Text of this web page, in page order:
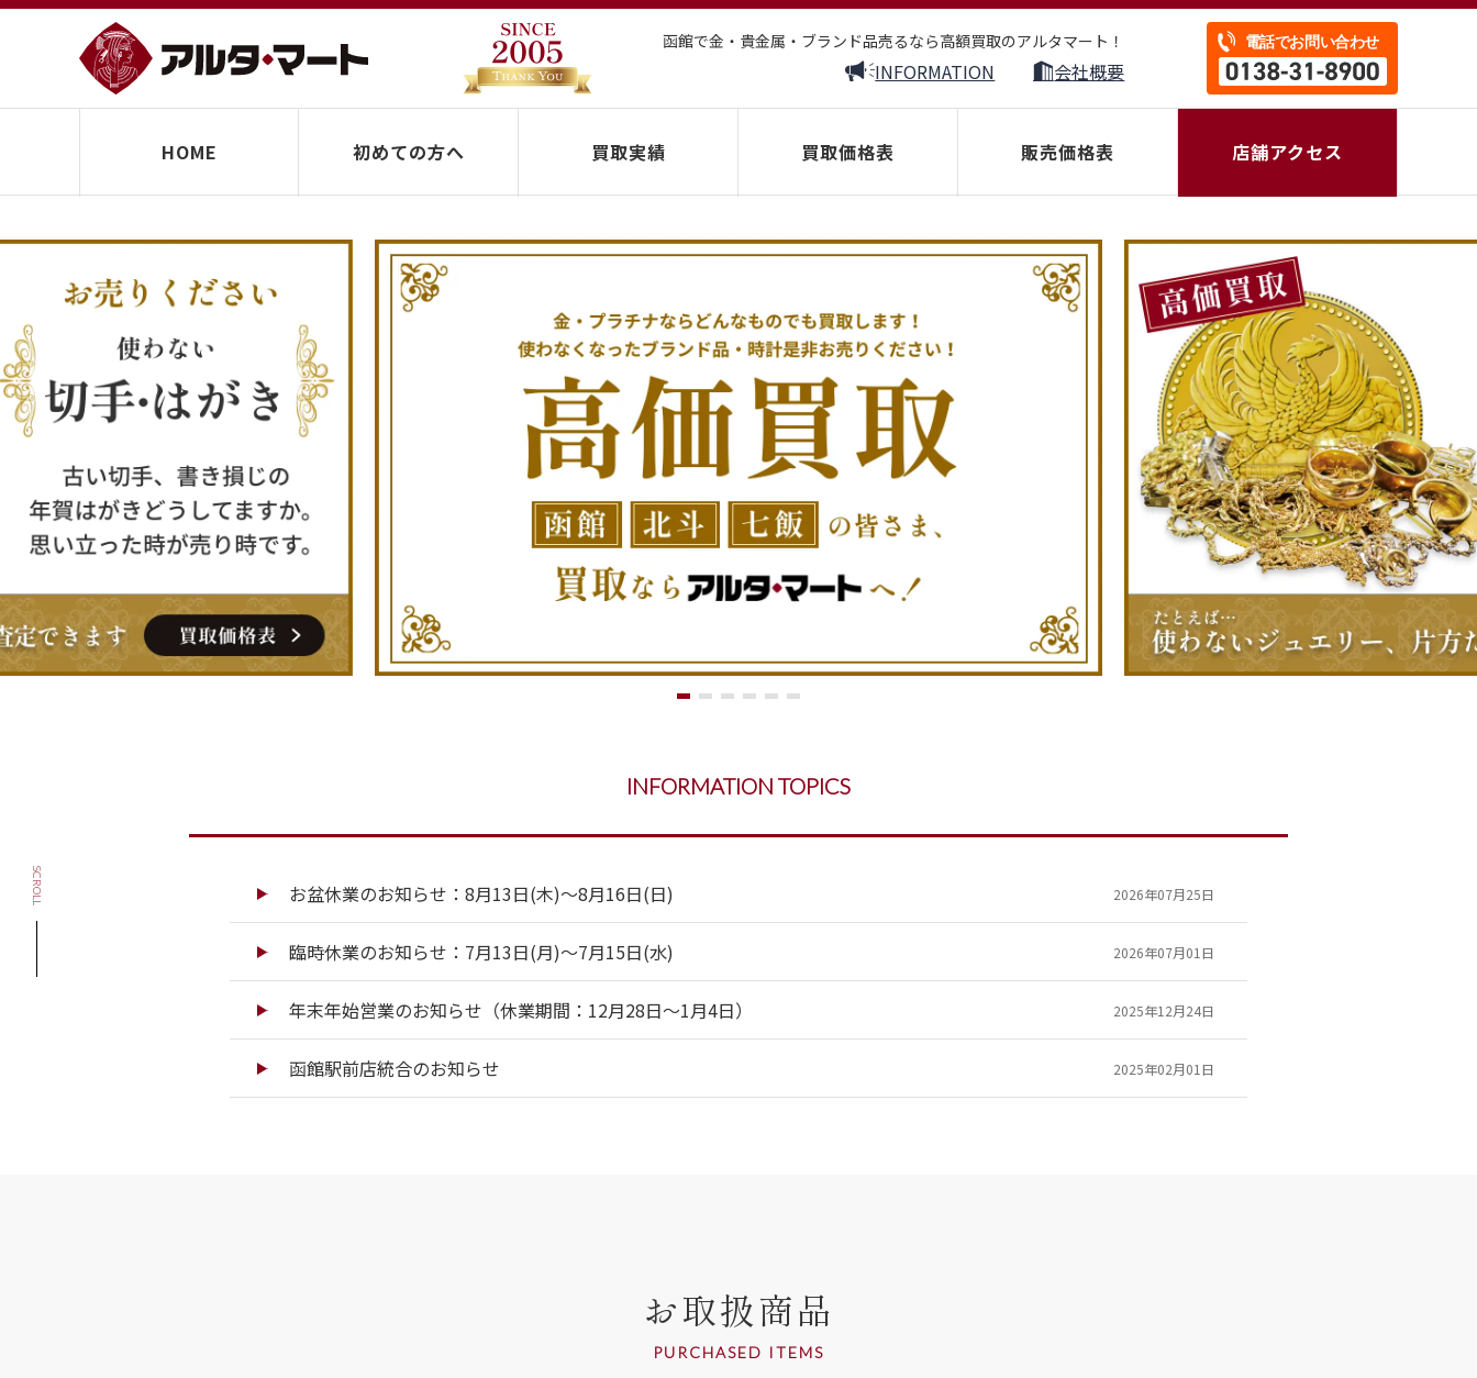
函館で金・貴金属・ブランド品売るなら高額買取のアルタマート！
INFORMATION 会社概要
HOME 初めての方へ 買取実績 買取価格表 販売価格表 店舗アクセス
SCROLL
INFORMATION TOPICS
お盆休業のお知らせ：8月13日(木)～8月16日(日) 2026年07月25日
臨時休業のお知らせ：7月13日(月)～7月15日(水) 2026年07月01日
年末年始営業のお知らせ（休業期間：12月28日～1月4日） 2025年12月24日
函館駅前店統合のお知らせ 2025年02月01日
お取扱商品
PURCHASED ITEMS